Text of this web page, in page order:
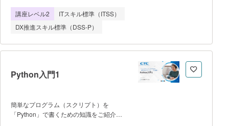
は ・クラウドとは ▪データの取
り扱い方 ・データの種類 ・
データベースの種類 ・DB とは
・OLTP と OLAP ・非リレーシ
ョナルデータベース ・リレーショ
い 13:00~15:00 ▪データマネ
ジメントについての理解 ・データマ
トの重要性 ・データマネジメントの
定義 15:00~17:30 ▪DAMA
ホイール図 ・DAMA ホイール図 11
講座レベル2
ITスキル標準（ITSS）
DX推進スキル標準（DSS-P）
Python入門1
簡単なプログラム（スクリプト）を
「Python」で書くための知識をご紹介し